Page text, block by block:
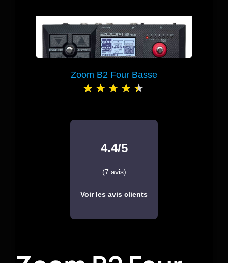
Zoom B2 Four Basse
4.4/5
(7 avis)
Voir les avis clients